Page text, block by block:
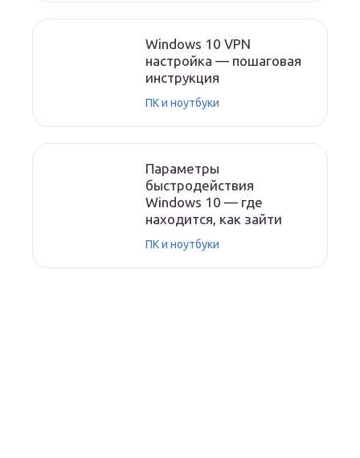
Windows 10 VPN
настройка — пошаговая
инструкция
ПК и ноутбуки
Параметры
быстродействия
Windows 10 — где
находится, как зайти
ПК и ноутбуки